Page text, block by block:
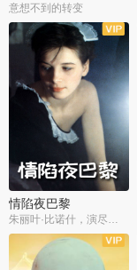
意想不到的转变
情陷夜巴黎
朱丽叶·比诺什，演尽失爱之痛